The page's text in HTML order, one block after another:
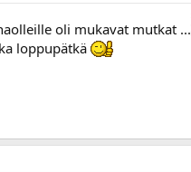
oli mukavat mutkat ...
loppupätkä